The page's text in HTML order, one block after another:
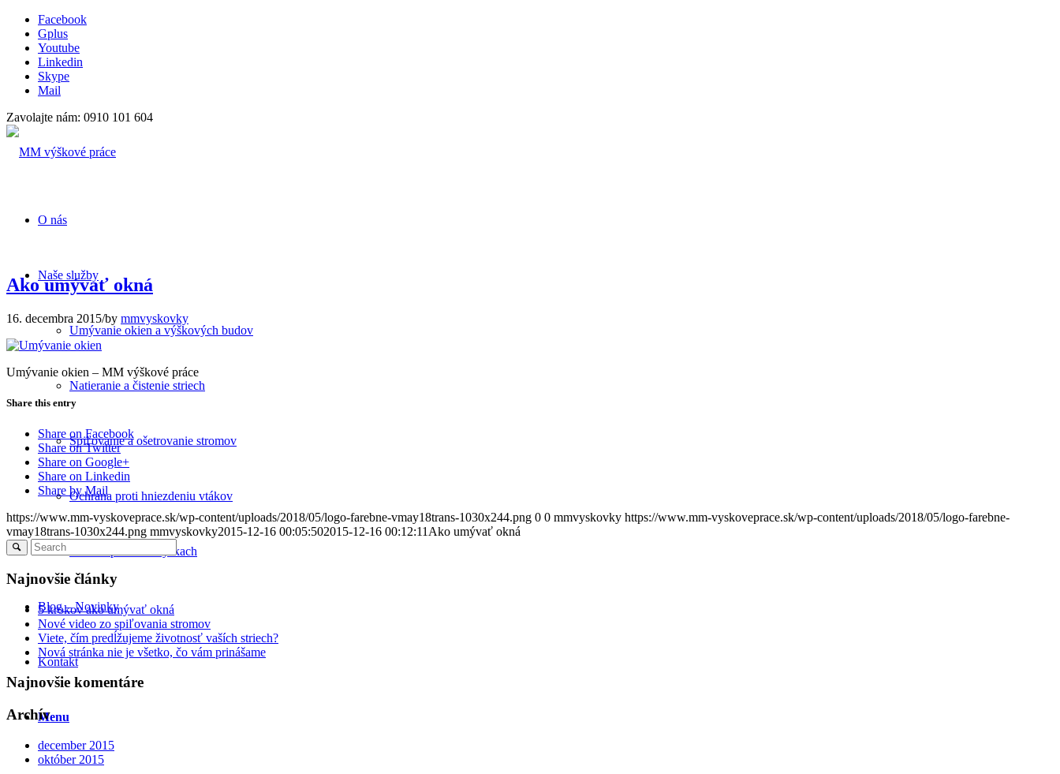
Facebook
Gplus
Youtube
Linkedin
Skype
Mail
Zavolajte nám: 0910 101 604
O nás
Naše služby
Umývanie okien a výškových budov
Natieranie a čistenie striech
Spiľovanie a ošetrovanie stromov
Ochrana proti hniezdeniu vtákov
Ostatné práce vo výškach
Blog – Novinky
Kontakt
Menu
Ako umývať okná
16. decembra 2015/by mmvyskovky
Umývanie okien – MM výškové práce
Share this entry
Share on Facebook
Share on Twitter
Share on Google+
Share on Linkedin
Share by Mail
https://www.mm-vyskoveprace.sk/wp-content/uploads/2018/05/logo-farebne-vmay18trans-1030x244.png 0 0 mmvyskovky https://www.mm-vyskoveprace.sk/wp-content/uploads/2018/05/logo-farebne-
vmay18trans-1030x244.png mmvyskovky2015-12-16 00:05:502015-12-16 00:12:11 Ako umývať okná
Najnovšie články
5 krokov ako umývať okná
Nové video zo spiľovania stromov
Viete, čím predĺžujeme životnosť vaších striech?
Nová stránka nie je všetko, čo vám prinášame
Najnovšie komentáre
Archív
december 2015
október 2015